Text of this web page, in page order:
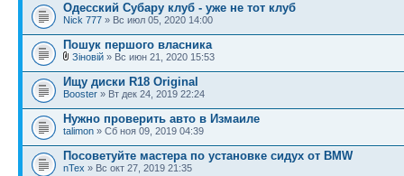
Одесский Субару клуб - уже не тот клуб
Nick 777 » Вс июл 05, 2020 14:00
Пошук першого власника
Зіновій » Вс июн 21, 2020 15:53
Ищу диски R18 Original
Booster » Вт дек 24, 2019 22:24
Нужно проверить авто в Измаиле
talimon » Сб ноя 09, 2019 04:39
Посоветуйте мастера по установке сидух от BMW
nTex » Вс окт 27, 2019 21:35